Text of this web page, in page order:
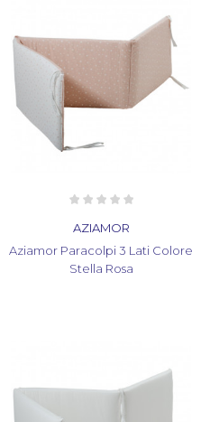
AZIAMOR
Aziamor Paracolpi 3 Lati Colore
Stella Rosa